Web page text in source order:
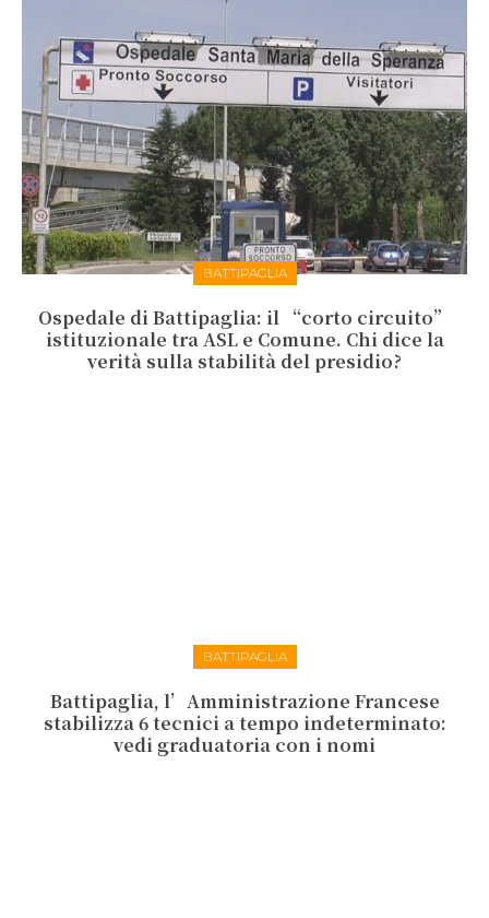
BATTIPAGLIA
Ospedale di Battipaglia: il “corto circuito”
istituzionale tra ASL e Comune. Chi dice la
verità sulla stabilità del presidio?
BATTIPAGLIA
Battipaglia, l’Amministrazione Francese
stabilizza 6 tecnici a tempo indeterminato:
vedi graduatoria con i nomi